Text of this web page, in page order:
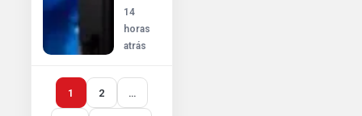
14
horas
atrás
1 2 …